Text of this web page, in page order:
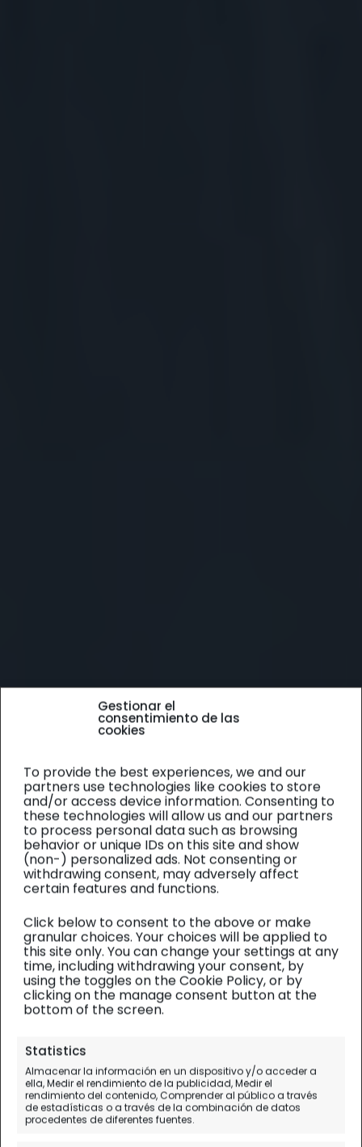
Gestionar el
consentimiento de las
cookies
To provide the best experiences, we and our
partners use technologies like cookies to store
and/or access device information. Consenting to
these technologies will allow us and our partners
to process personal data such as browsing
behavior or unique IDs on this site and show
(non-) personalized ads. Not consenting or
withdrawing consent, may adversely affect
certain features and functions.
Click below to consent to the above or make
granular choices. Your choices will be applied to
this site only. You can change your settings at any
time, including withdrawing your consent, by
using the toggles on the Cookie Policy, or by
clicking on the manage consent button at the
bottom of the screen.
Statistics
Almacenar la información en un dispositivo y/o acceder a
ella, Medir el rendimiento de la publicidad, Medir el
rendimiento del contenido, Comprender al público a través
de estadísticas o a través de la combinación de datos
procedentes de diferentes fuentes.
En velero por las Islas
Mamanuca en Fiji